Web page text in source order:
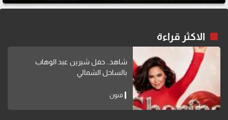
الاكثر قراءة
شاهد.. حفل شيرين عبد الوهاب
بالساحل الشمالي
فنون